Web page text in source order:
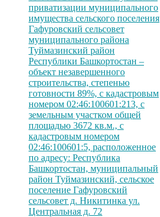
приватизации муниципального
имущества сельского поселения
Гафуровский сельсовет
муниципального района
Туймазинский район
Республики Башкортостан –
объект незавершенного
строительства, степенью
готовности 89%, с кадастровым
номером 02:46:100601:213, с
земельным участком общей
площадью 3672 кв.м., с
кадастровым номером
02:46:100601:5, расположенное
по адресу: Республика
Башкортостан, муниципальный
район Туймазинский, сельское
поселение Гафуровский
сельсовет д. Никитинка ул.
Центральная д. 72